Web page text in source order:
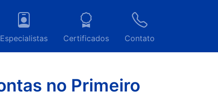
Especialistas Certificados Contato
no Primeiro